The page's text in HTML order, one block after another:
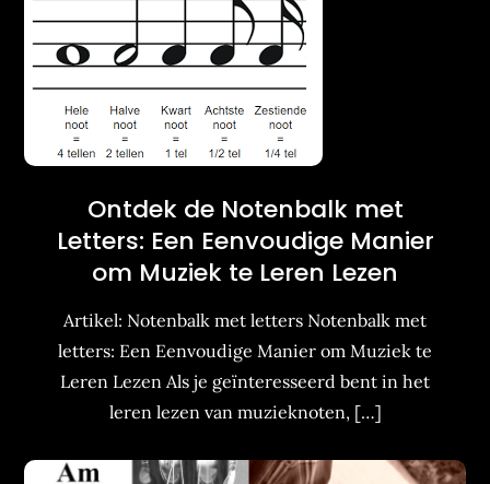
Ontdek de Notenbalk met
Letters: Een Eenvoudige Manier
om Muziek te Leren Lezen
Artikel: Notenbalk met letters Notenbalk met
letters: Een Eenvoudige Manier om Muziek te
Leren Lezen Als je geïnteresseerd bent in het
leren lezen van muzieknoten, […]